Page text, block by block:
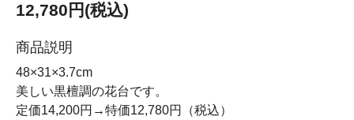
12,780円(税込)
商品説明
48×31×3.7cm
美しい黒檀調の花台です。
定価14,200円→特価12,780円（税込）